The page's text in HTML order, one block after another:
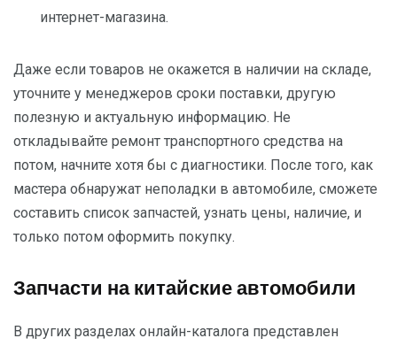
интернет-магазина.
Даже если товаров не окажется в наличии на складе,
уточните у менеджеров сроки поставки, другую
полезную и актуальную информацию. Не
откладывайте ремонт транспортного средства на
потом, начните хотя бы с диагностики. После того, как
мастера обнаружат неполадки в автомобиле, сможете
составить список запчастей, узнать цены, наличие, и
только потом оформить покупку.
Запчасти на китайские автомобили
В других разделах онлайн-каталога представлен